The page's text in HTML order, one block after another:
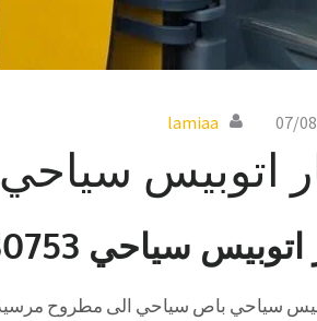
07/
lamiaa
اتوبيس سياحي
سياحي 01004230753